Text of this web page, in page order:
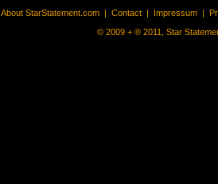
About StarStatement.com | Contact | Impressum |
© 2009 + ® 2011, Star